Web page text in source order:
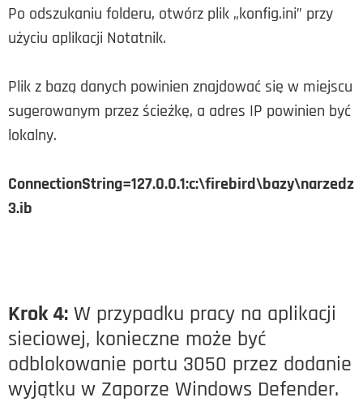
Po odszukaniu folderu, otwórz plik „konfig.ini” przy
użyciu aplikacji Notatnik.
Plik z bazą danych powinien znajdować się w miejscu
sugerowanym przez ścieżkę, a adres IP powinien być
lokalny.
ConnectionString=127.0.0.1:c:\firebird\bazy\narzedz
3.ib
Krok 4: W przypadku pracy na aplikacji
sieciowej, konieczne może być
odblokowanie portu 3050 przez dodanie
wyjątku w Zaporze Windows Defender.